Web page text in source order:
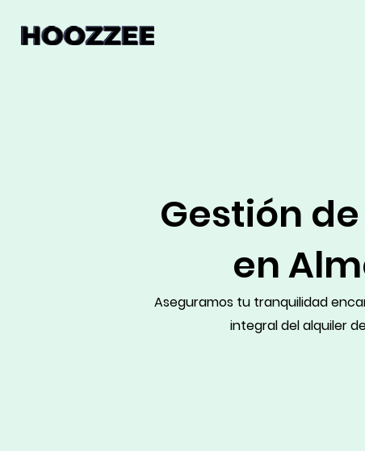
Gestión
en
Aseguramos tu tranquilidad
integral del alquiler